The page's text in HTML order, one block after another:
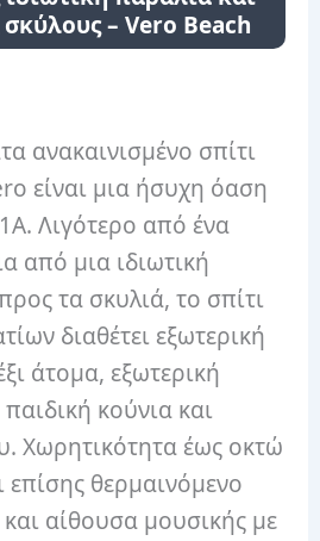
– Vero Beach
ανακαινισμένο σπίτι
είναι μια ήσυχη όαση
Λιγότερο από ένα
από μια ιδιωτική
τα σκυλιά, το σπίτι
διαθέτει εξωτερική
άτομα, εξωτερική
κούνια και
Χωρητικότητα έως οκτώ
επίσης θερμαινόμενο
αίθουσα μουσικής με